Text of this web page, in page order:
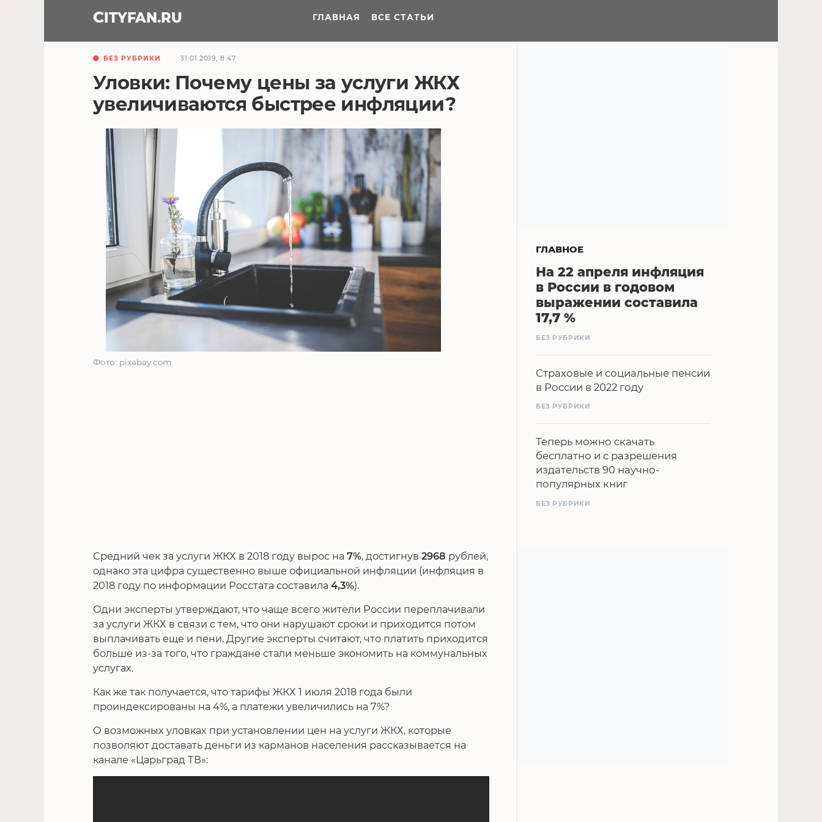
CITYFAN.RU ГЛАВНАЯ ВСЕ СТАТЬИ
БЕЗ РУБРИКИ 31.01.2019, 8:47
Уловки: Почему цены за услуги ЖКХ
увеличиваются быстрее инфляции?
Фото: pixabay.com
Средний чек за услуги ЖКХ в 2018 году вырос на 7%, достигнув 2968 рублей,
однако эта цифра существенно выше официальной инфляции (инфляция в
2018 году по информации Росстата составила 4,3%).
Одни эксперты утверждают, что чаще всего жители России переплачивали
за услуги ЖКХ в связи с тем, что они нарушают сроки и приходится потом
выплачивать еще и пени. Другие эксперты считают, что платить приходится
больше из-за того, что граждане стали меньше экономить на коммунальных
услугах.
Как же так получается, что тарифы ЖКХ 1 июля 2018 года были
проиндексированы на 4%, а платежи увеличились на 7%?
О возможных уловках при установлении цен на услуги ЖКХ, которые
позволяют доставать деньги из карманов населения рассказывается на
канале «Царьград ТВ»:
ГЛАВНОЕ
На 22 апреля инфляция
в России в годовом
выражении составила
17,7 %
БЕЗ РУБРИКИ
Страховые и социальные пенсии
в России в 2022 году
БЕЗ РУБРИКИ
Теперь можно скачать
бесплатно и с разрешения
издательств 90 научно-
популярных книг
БЕЗ РУБРИКИ